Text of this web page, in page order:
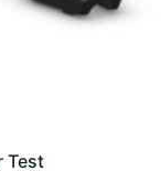
Test